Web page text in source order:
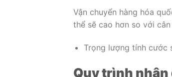
Vận chuyển hàng hóa
thể sẽ cao hơn so với
Trọng lượng tính cước
Quy trình nhận